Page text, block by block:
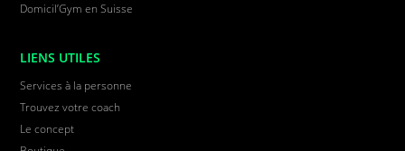
Domicil’Gym en Suisse
LIENS UTILES
Services à la personne
Trouvez votre coach
Le concept